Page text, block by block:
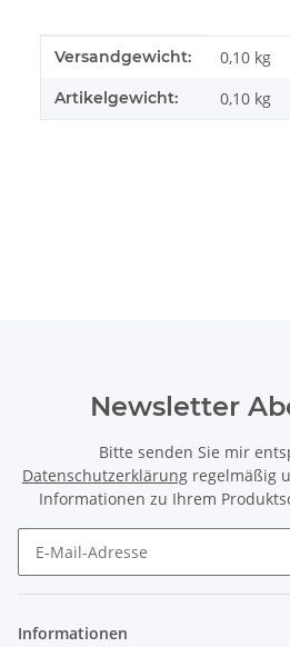
Produkteigenschaft
Wert
Versandgewicht: 0,10 kg
Artikelgewicht: 0,10 kg
Newsletter
Bitte senden Sie mir
Datenschutzerklärung regelmäßig
Informationen zu Ihrem
Informationen